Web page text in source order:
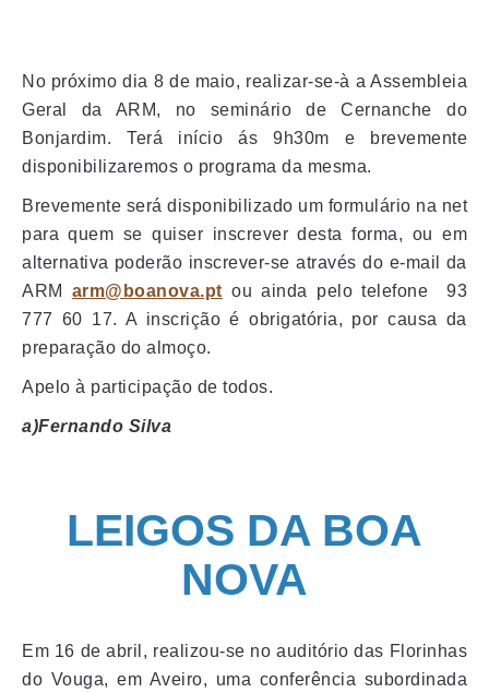
No próximo dia 8 de maio, realizar-se-à a Assembleia
Geral da ARM, no seminário de Cernanche do
Bonjardim. Terá início ás 9h30m e brevemente
disponibilizaremos o programa da mesma.
Brevemente será disponibilizado um formulário na net
para quem se quiser inscrever desta forma, ou em
alternativa poderão inscrever-se através do e-mail da
ARM arm@boanova.pt ou ainda pelo telefone 93
777 60 17. A inscrição é obrigatória, por causa da
preparação do almoço.
Apelo à participação de todos.
a)Fernando Silva
LEIGOS DA BOA
NOVA
Em 16 de abril, realizou-se no auditório das Florinhas
do Vouga, em Aveiro, uma conferência subordinada